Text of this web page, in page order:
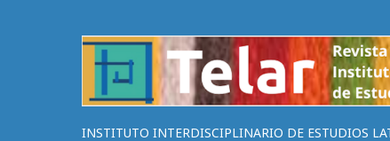
INSTITUTO INTERDISCIPLINARIO DE ESTUDIOS